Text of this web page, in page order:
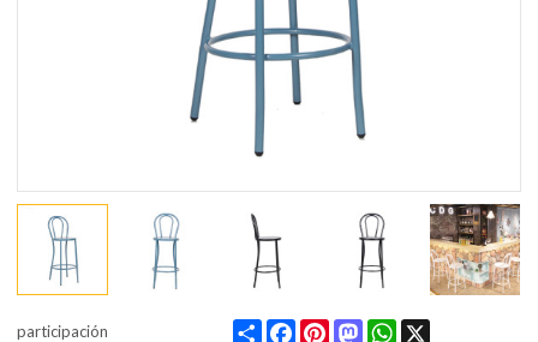
participación Share FacebookPinterestMastodonWhatsApp